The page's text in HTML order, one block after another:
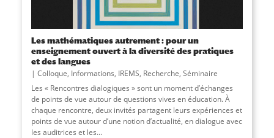
Les mathématiques autrement : pour un
enseignement ouvert à la diversité des pratiques
et des langues
Colloque, Informations, IREMS, Recherche, Séminaire
Les « Rencontres dialogiques » sont un moment d’échanges
de points de vue autour de questions vives en éducation. À
chaque rencontre, deux invités partagent leurs expériences et
points de vue autour d’une notion d’actualité, en dialogue avec
les auditrices et les...